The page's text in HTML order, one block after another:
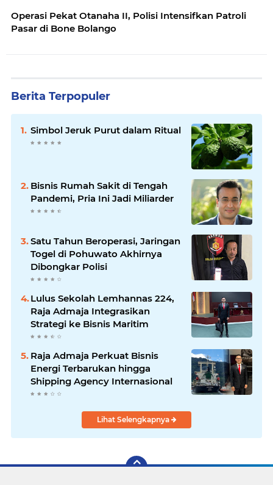
Operasi Pekat Otanaha II, Polisi Intensifkan Patroli
Pasar di Bone Bolango
Berita Terpopuler
Simbol Jeruk Purut dalam Ritual
Bisnis Rumah Sakit di Tengah
Pandemi, Pria Ini Jadi Miliarder
Satu Tahun Beroperasi, Jaringan
Togel di Pohuwato Akhirnya
Dibongkar Polisi
Lulus Sekolah Lemhannas 224,
Raja Admaja Integrasikan
Strategi ke Bisnis Maritim
Raja Admaja Perkuat Bisnis
Energi Terbarukan hingga
Shipping Agency Internasional
Lihat Selengkapnya